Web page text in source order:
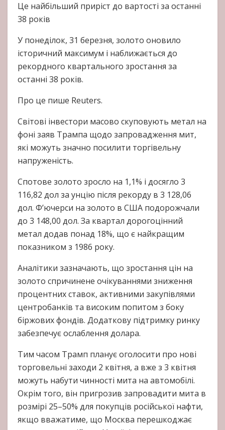
Це найбільший приріст до вартості за останні
38 років
У понеділок, 31 березня, золото оновило
історичний максимум і наближається до
рекордного квартального зростання за
останні 38 років.
Про це пише Reuters.
Світові інвестори масово скуповують метал на
фоні заяв Трампа щодо запровадження мит,
які можуть значно посилити торгівельну
напруженість.
Спотове золото зросло на 1,1% і досягло 3
116,82 дол за унцію після рекорду в 3 128,06
дол. Ф’ючерси на золото в США подорожчали
до 3 148,00 дол. За квартал дорогоцінний
метал додав понад 18%, що є найкращим
показником з 1986 року.
Аналітики зазначають, що зростання цін на
золото спричинене очікуваннями зниження
процентних ставок, активними закупівлями
центробанків та високим попитом з боку
біржових фондів. Додаткову підтримку ринку
забезпечує ослаблення долара.
Тим часом Трамп планує оголосити про нові
торговельні заходи 2 квітня, а вже з 3 квітня
можуть набути чинності мита на автомобілі.
Окрім того, він пригрозив запровадити мита в
розмірі 25–50% для покупців російської нафти,
якщо вважатиме, що Москва перешкоджає